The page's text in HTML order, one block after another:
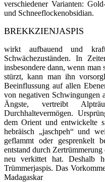
verschiedener Varianten:
und Schneeflockenobsidian.
BREKKZIENJASPIS
wirkt aufbauend und
Schwächezuständen. In
insbesondere dann, wenn
stürzt, kann man ihn
Beeinflussung auf allen
von negativen Schwingungen
Ängste, vertreibt
Durchhaltevermögen.
dem Orient und entwickelte
hebräisch „jaschpeh“ und
geflammt oder gesprenkelt
entstand durch
neu verkit­tet hat. Deshalb
Trümmerjaspis. Das
Madagaskar